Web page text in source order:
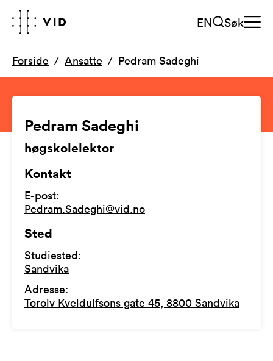
EN Søk
Forside Ansatte Pedram Sadeghi
Pedram Sadeghi
høgskolelektor
Kontakt
E-post:
Pedram.Sadeghi@vid.no
Sted
Studiested:
Sandvika
Adresse:
Torolv Kveldulfsons gate 45, 8800 Sandvika